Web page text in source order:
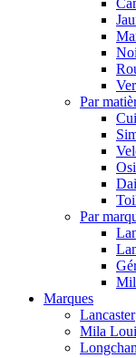
Par
Par
Marques
Lancaster
Mila